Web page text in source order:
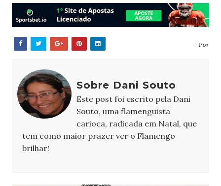
- Por
Sobre Dani Souto
Este post foi escrito pela Dani
Souto, uma flamenguista
carioca, radicada em Natal, que
tem como maior prazer ver o Flamengo
brilhar!